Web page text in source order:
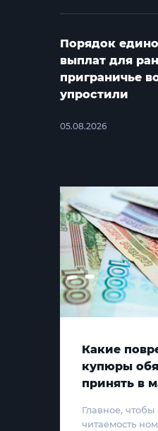
Порядок
выплат для
приграничье
упростили
05.08.2026
Какие
купюры
принять в
Главное, чтобы
читаемость